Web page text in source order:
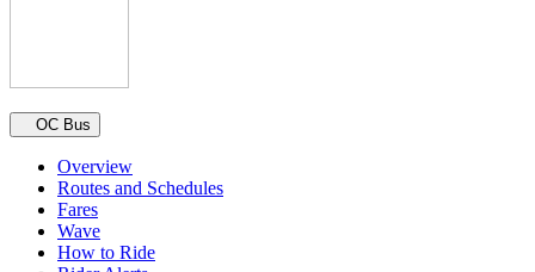
Secondary navigation
OC Bus
Overview
Routes and Schedules
Fares
Wave
How to Ride